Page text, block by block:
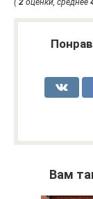
Вам